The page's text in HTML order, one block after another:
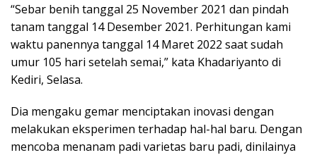
“Sebar benih tanggal 25 November 2021 dan pindah
tanam tanggal 14 Desember 2021. Perhitungan kami
waktu panennya tanggal 14 Maret 2022 saat sudah
umur 105 hari setelah semai,” kata Khadariyanto di
Kediri, Selasa.
Dia mengaku gemar menciptakan inovasi dengan
melakukan eksperimen terhadap hal-hal baru. Dengan
mencoba menanam padi varietas baru padi, dinilainya